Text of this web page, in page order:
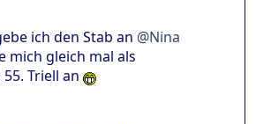
ich den Stab an @Nina
mich gleich mal als
Triell an